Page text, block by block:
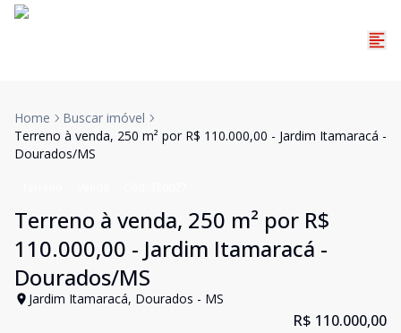
Home
Buscar imóvel
Terreno à venda, 250 m² por R$ 110.000,00 - Jardim Itamaracá -
Dourados/MS
Terreno à venda, 250 m² por R$
110.000,00 - Jardim Itamaracá -
Dourados/MS
Jardim Itamaracá, Dourados - MS
R$ 110.000,00